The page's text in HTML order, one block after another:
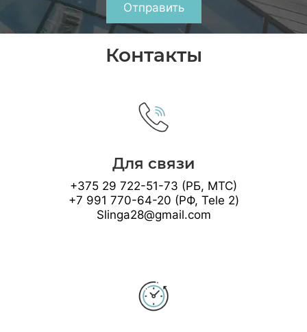
Отправить
Контакты
Для связи
+375 29 722-51-73 (РБ, МТС)
+7 991 770-64-20 (РФ, Tele 2)
Slinga28@gmail.com